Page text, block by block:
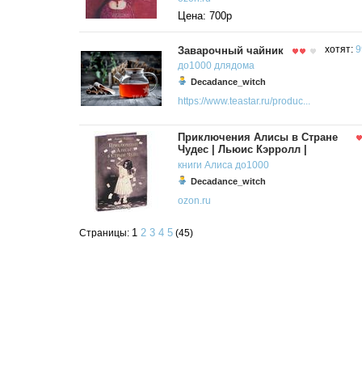
Цена: 700р
Заварочный чайник хотят:
до1000 длядома
Decadance_witch
https://www.teastar.ru/produc...
Приключения Алисы в Стране
Чудес | Льюис Кэрролл |
книги Алиса до1000
Decadance_witch
ozon.ru
Страницы: 1 2 3 4 5 (45)